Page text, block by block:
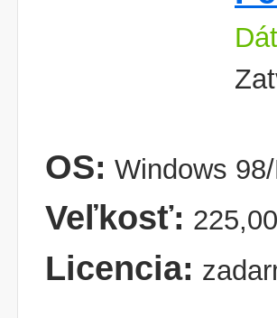
OS: Windows
Veľkosť:
Licencia: